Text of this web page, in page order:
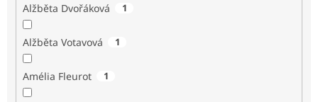
Alžběta Dvořáková 1
Alžběta Votavová 1
Amélia Fleurot 1